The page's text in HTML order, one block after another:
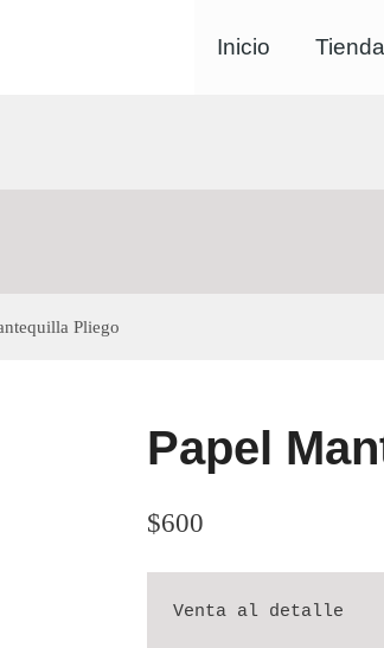
Inicio Tienda
Pliego
Papel
$600
Venta al detalle